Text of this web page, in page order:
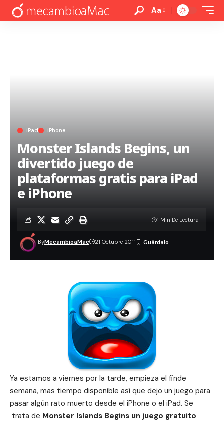
Aa
iPad iPhone
Monster Islands Begins, un
divertido juego de
plataformas gratis para iPad
e iPhone
ByMecambioaMac 21 Octubre 2011
1 Min De Lectura
Ya estamos a viernes por la tarde, empieza el finde
semana, mas tiempo disponible así que dejo un juego para
pasar algún rato muerto desde el iPhone o el iPad. Se
trata de Monster Islands Begins un juego gratuito